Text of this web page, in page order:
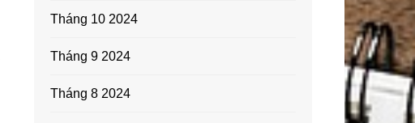
Tháng 10 2024
Tháng 9 2024
Tháng 8 2024